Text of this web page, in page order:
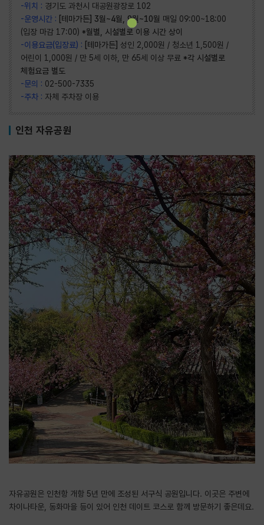
-위치 : 경기도 과천시 대공원광장로 102
-운영시간 :
[테마가든] 3월~4월, 9월~10월 매일 09:00~18:00
(입장 마감 17:00) *월별, 시설별로 이용 시간 상이
-이용요금(입장료) :
[테마가든] 성인 2,000원 / 청소년 1,500원 /
어린이 1,000원 / 만 5세 이하, 만 65세 이상 무료 *각 시설별로
체험요금 별도
-문의 : 02-500-7335
-주차 : 자체 주차장 이용
인천 자유공원
자유공원은 인천항 개항 5년 만에 조성된 서구식 공원입니다. 이곳은 주변에
차이나타운, 동화마을 등이 있어 인천 데이트 코스로 함께 방문하기 좋은데요.